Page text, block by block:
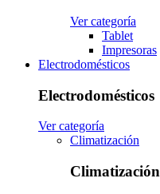
Ver categoría
Tablet
Impresoras
Electrodomésticos
Electrodomésticos
Ver categoría
Climatización
Climatización